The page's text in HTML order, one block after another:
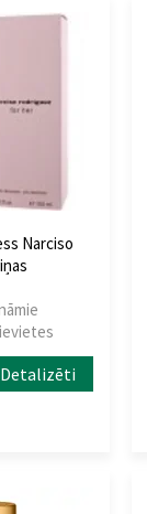
Narciso
Detalizēti